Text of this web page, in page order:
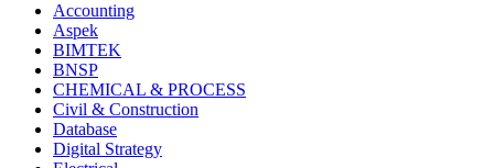
Accounting
Aspek
BIMTEK
BNSP
CHEMICAL & PROCESS
Civil & Construction
Database
Digital Strategy